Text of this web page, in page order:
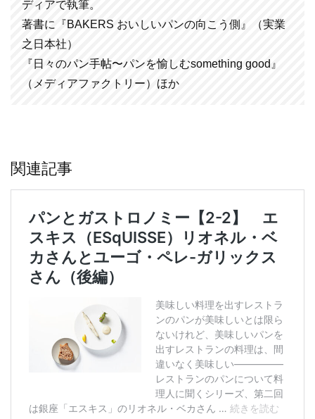
ディアで執筆。
著書に『BAKERS おいしいパンの向こう側』（実業
之日本社）
『日々のパン手帖〜パンを愉しむsomething good』
（メディアファクトリー）ほか
関連記事